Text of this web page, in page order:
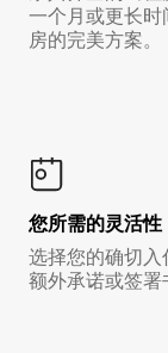
一个月或更长
房的完美方案。
您所需的灵活性
选择您的确切
额外承诺或签